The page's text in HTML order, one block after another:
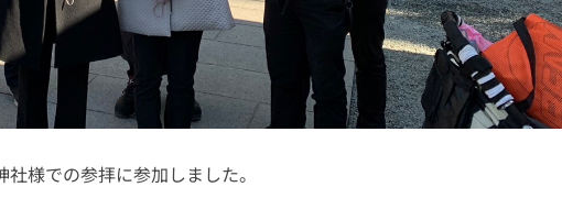
様での参拝に参加しました。